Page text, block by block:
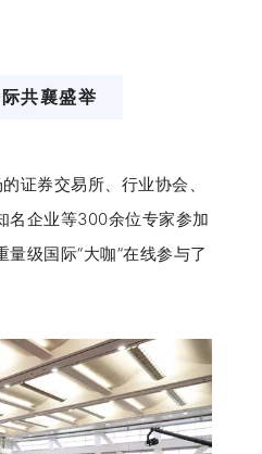
共襄盛举
证券交易所、行业协会、
名企业等300余位专家参加
级国际“大咖”在线参与了